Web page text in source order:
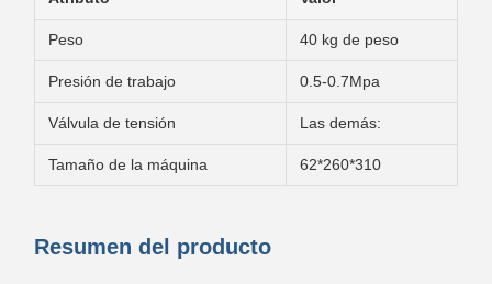
Peso 40 kg de peso
Presión de trabajo 0.5-0.7Mpa
Válvula de tensión Las demás:
Tamaño de la máquina 62*260*310
Resumen del producto